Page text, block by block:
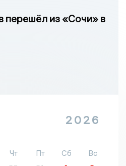
перешёл из «Сочи» в
2026
Чт Пт Сб
Вс